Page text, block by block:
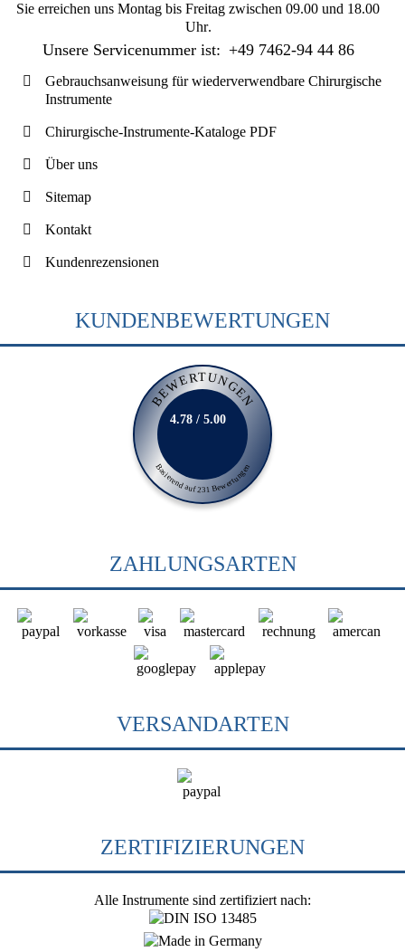
Sie erreichen uns Montag bis Freitag zwischen 09.00 und 18.00
Uhr.
Unsere Servicenummer ist: +49 7462-94 44 86
Gebrauchsanweisung für wiederverwendbare Chirurgische
Instrumente
Chirurgische-Instrumente-Kataloge PDF
Über uns
Sitemap
Kontakt
Kundenrezensionen
KUNDENBEWERTUNGEN
BEWERTUNGEN
Basierend auf 231 Bewertungen
4.78 / 5.00
ZAHLUNGSARTEN
VERSANDARTEN
ZERTIFIZIERUNGEN
Alle Instrumente sind zertifiziert nach: